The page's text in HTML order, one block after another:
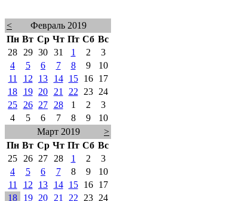
<
Февраль 2019
Пн Вт Ср Чт Пт Сб Вс
28
29 30 31 1 2
3
4
5 6 7 8 9
10
11
12 13 14 15 16
17
18
19 20 21 22 23
24
25
26 27 28 1 2
3
4
5 6 7 8 9
10
Март 2019
>
Пн Вт Ср Чт Пт Сб Вс
25
26 27 28 1 2
3
4
5 6 7 8 9
10
11
12 13 14 15 16
17
18
19 20 21 22 23
24